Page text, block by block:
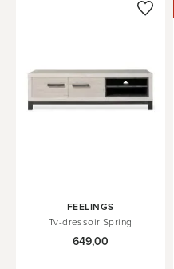
FEELINGS
Tv-dressoir Spring
649,00